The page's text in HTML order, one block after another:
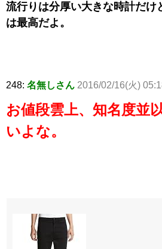
流行りは分厚い大きな時計だけ
は最高だよ。
248: 名無しさん 2016/02/16(火)
お値段雲上、知名度並
いよな。